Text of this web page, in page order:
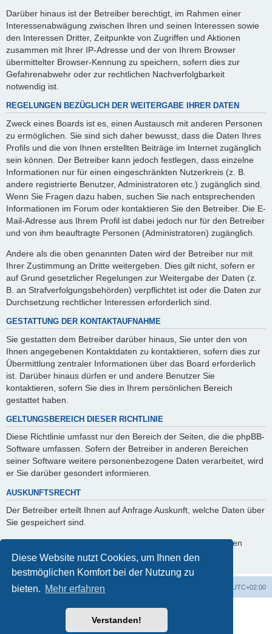
Diese Website nutzt Cookies, um Ihnen den
bestmöglichen Komfort bei der Nutzung zu
bieten. Mehr erfahren
Verstanden!
Darüber hinaus ist der Betreiber berechtigt, im Rahmen einer
Interessenabwägung zwischen Ihren und seinen Interessen sowie
den Interessen Dritter, Zeitpunkte von Zugriffen und Aktionen
zusammen mit Ihrer IP-Adresse und der von Ihrem Browser
übermittelter Browser-Kennung zu speichern, sofern dies zur
Gefahrenabwehr oder zur rechtlichen Nachverfolgbarkeit
notwendig ist.
REGELUNGEN BEZÜGLICH DER WEITERGABE IHRER DATEN
Zweck eines Boards ist es, einen Austausch mit anderen Personen
zu ermöglichen. Sie sind sich daher bewusst, dass die Daten Ihres
Profils und die von Ihnen erstellten Beiträge im Internet zugänglich
sein können. Der Betreiber kann jedoch festlegen, dass einzelne
Informationen nur für einen eingeschränkten Nutzerkreis (z. B.
andere registrierte Benutzer, Administratoren etc.) zugänglich sind.
Wenn Sie Fragen dazu haben, suchen Sie nach entsprechenden
Informationen im Forum oder kontaktieren Sie den Betreiber. Die E-
Mail-Adresse aus Ihrem Profil ist dabei jedoch nur für den Betreiber
und von ihm beauftragte Personen (Administratoren) zugänglich.
Andere als die oben genannten Daten wird der Betreiber nur mit
Ihrer Zustimmung an Dritte weitergeben. Dies gilt nicht, sofern er
auf Grund gesetzlicher Regelungen zur Weitergabe der Daten (z.
B. an Strafverfolgungsbehörden) verpflichtet ist oder die Daten zur
Durchsetzung rechtlicher Interessen erforderlich sind.
GESTATTUNG DER KONTAKTAUFNAHME
Sie gestatten dem Betreiber darüber hinaus, Sie unter den von
Ihnen angegebenen Kontaktdaten zu kontaktieren, sofern dies zur
Übermittlung zentraler Informationen über das Board erforderlich
ist. Darüber hinaus dürfen er und andere Benutzer Sie
kontaktieren, sofern Sie dies in Ihrem persönlichen Bereich
gestattet haben.
GELTUNGSBEREICH DIESER RICHTLINIE
Diese Richtlinie umfasst nur den Bereich der Seiten, die die phpBB-
Software umfassen. Sofern der Betreiber in anderen Bereichen
seiner Software weitere personenbezogene Daten verarbeitet, wird
er Sie darüber gesondert informieren.
AUSKUNFTSRECHT
Der Betreiber erteilt Ihnen auf Anfrage Auskunft, welche Daten über
Sie gespeichert sind.
Sie können jederzeit die Löschung bzw. Sperrung Ihrer Daten
verlangen. Kontaktieren Sie hierzu bitte den Betreiber.
Startseite Foren-Übersicht UTC+02:00
Powered byphpBB® Forum Software © phpBB Limited
Deutsche Übersetzung durch
phpBB Events Calendar